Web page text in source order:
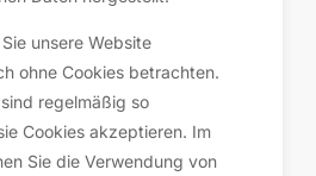
unsere Website
ohne Cookies betrachten.
regelmäßig so
Cookies akzeptieren. Im
Sie die Verwendung von